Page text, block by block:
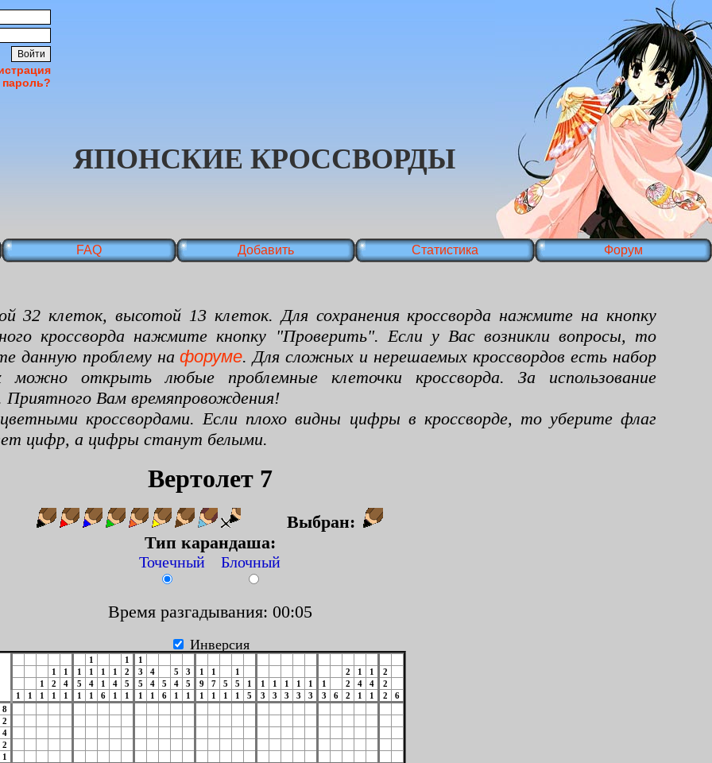
ЯПОНСКИЕ КРОССВОРДЫ
FAQ Добавить Статистика Форум
клеток, высотой 13 клеток. Для сохранения кроссворда нажмите на кнопку
кроссворда нажмите кнопку "Проверить". Если у Вас возникли вопросы, то
данную проблему нафоруме. Для сложных и нерешаемых кроссвордов есть набор
открыть любые проблемные клеточки кроссворда. За использование
Вам времяпровождения!
кроссвордами. Если плохо видны цифры в кроссворде, то уберите флаг
цифр, а цифры станут белыми.
Вертолет 7
Выбран:
Тип карандаша:
Точечный Блочный
Время разгадывания: 00:06
Инверсия
1 1
1
1
1 1 1 1 1 2 3 4 5 3 1 1 1 2 1 1
2
1
2 4 5 4 1 4 5 5 4 5 4 5 9 7 5 5 1 1 1 1 1 1 1 2 4 4
2
1
1 1 1 1 1 1 6 1 1 1 1 6 1 1 1 1 1 1 5 3 3 3 3 3 3 6 2 1 1 2
6
8
2
4
2
1